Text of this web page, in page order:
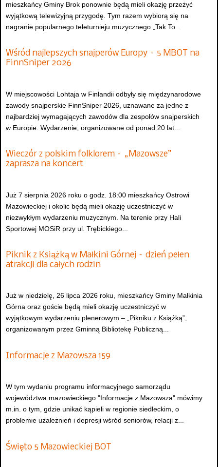
mieszkańcy Gminy Brok ponownie będą mieli okazję przeżyć
wyjątkową telewizyjną przygodę. Tym razem wybiorą się na
nagranie popularnego teleturnieju muzycznego „Tak To...
Wśród najlepszych snajperów Europy – 5 MBOT na
FinnSniper 2026
W miejscowości Lohtaja w Finlandii odbyły się międzynarodowe
zawody snajperskie FinnSniper 2026, uznawane za jedne z
najbardziej wymagających zawodów dla zespołów snajperskich
w Europie. Wydarzenie, organizowane od ponad 20 lat...
Wieczór z polskim folklorem – „Mazowsze”
zaprasza na koncert
Już 7 sierpnia 2026 roku o godz. 18:00 mieszkańcy Ostrowi
Mazowieckiej i okolic będą mieli okazję uczestniczyć w
niezwykłym wydarzeniu muzycznym. Na terenie przy Hali
Sportowej MOSiR przy ul. Trębickiego...
Piknik z Książką w Małkini Górnej – dzień pełen
atrakcji dla całych rodzin
Już w niedzielę, 26 lipca 2026 roku, mieszkańcy Gminy Małkinia
Górna oraz goście będą mieli okazję uczestniczyć w
wyjątkowym wydarzeniu plenerowym – „Pikniku z Książką”,
organizowanym przez Gminną Bibliotekę Publiczną...
Informacje z Mazowsza 159
W tym wydaniu programu informacyjnego samorządu
województwa mazowieckiego "Informacje z Mazowsza" mówimy
m.in. o tym, gdzie unikać kąpieli w regionie siedleckim, o
problemie uzależnień i depresji wśród seniorów, relacji z...
Święto 5 Mazowieckiej BOT